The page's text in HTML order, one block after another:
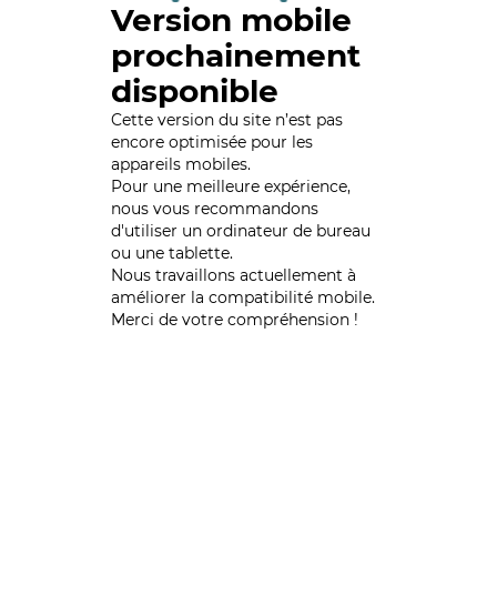
Version mobile
prochainement
disponible
Cette version du site n’est pas
encore optimisée pour les
appareils mobiles.
Pour une meilleure expérience,
nous vous recommandons
d'utiliser un ordinateur de bureau
ou une tablette.
Nous travaillons actuellement à
améliorer la compatibilité mobile.
Merci de votre compréhension !